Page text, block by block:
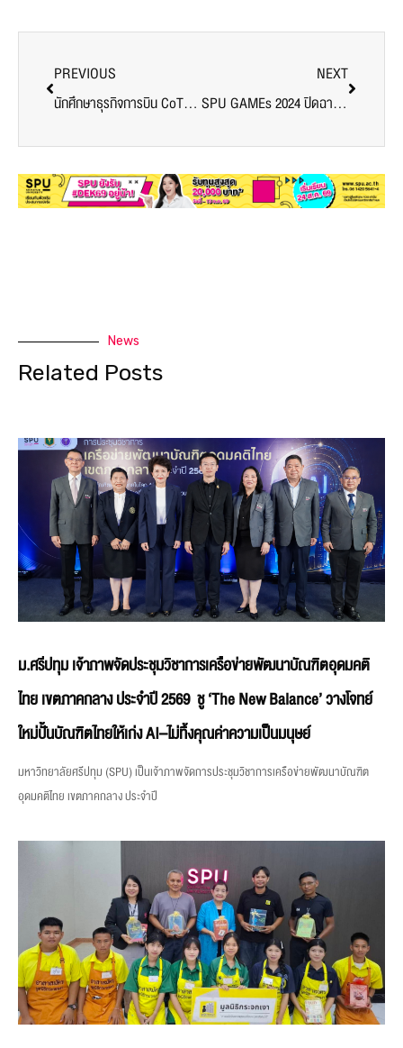
PREVIOUS
นักศึกษาธุรกิจการบิน CoTH SPU เรียนกับตัวจริง ประสบการณ์จริง ลุยงานบริการภาคพื้น ท่าอากาศยานดอนเมือง
NEXT
SPU GAMEs 2024 ปิดฉาก! บริหารฯคว้าแชมป์ฟุตซอล ศิลปศาสตร์คว้าแชมป์บาสเก็ต3×3 นิเทศฯซิวแชมป์วอลเลย์บอล
News
Related Posts
ม.ศรีปทุม เจ้าภาพจัดประชุมวิชาการเครือข่ายพัฒนาบัณฑิตอุดมคติ
ไทย เขตภาคกลาง ประจำปี 2569 ชู ‘The New Balance’ วางโจทย์
ใหม่ปั้นบัณฑิตไทยให้เก่ง AI–ไม่ทิ้งคุณค่าความเป็นมนุษย์
มหาวิทยาลัยศรีปทุม (SPU) เป็นเจ้าภาพจัดการประชุมวิชาการเครือข่ายพัฒนาบัณฑิต
อุดมคติไทย เขตภาคกลาง ประจำปี